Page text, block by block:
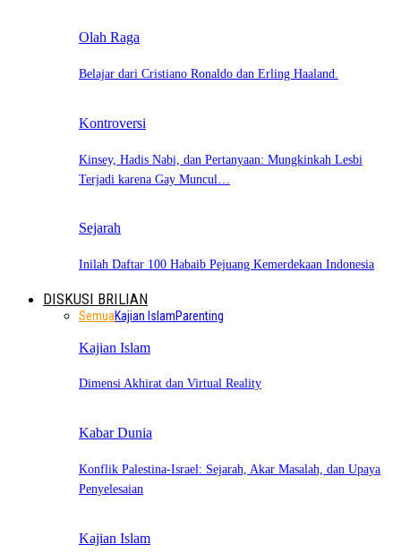
Olah Raga
Belajar dari Cristiano Ronaldo dan Erling Haaland.
Kontroversi
Kinsey, Hadis Nabi, dan Pertanyaan: Mungkinkah Lesbi
Terjadi karena Gay Muncul…
Sejarah
Inilah Daftar 100 Habaib Pejuang Kemerdekaan Indonesia
DISKUSI BRILIAN
SemuaKajian IslamParenting
Kajian Islam
Dimensi Akhirat dan Virtual Reality
Kabar Dunia
Konflik Palestina-Israel: Sejarah, Akar Masalah, dan Upaya
Penyelesaian
Kajian Islam